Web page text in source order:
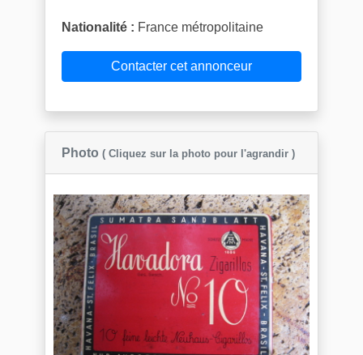
Nationalité : France métropolitaine
Contacter cet annonceur
Photo ( Cliquez sur la photo pour l'agrandir )